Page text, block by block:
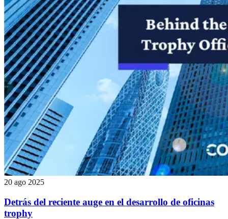
20 ago 2025
Detrás del reciente auge en el desarrollo de oficinas
trophy